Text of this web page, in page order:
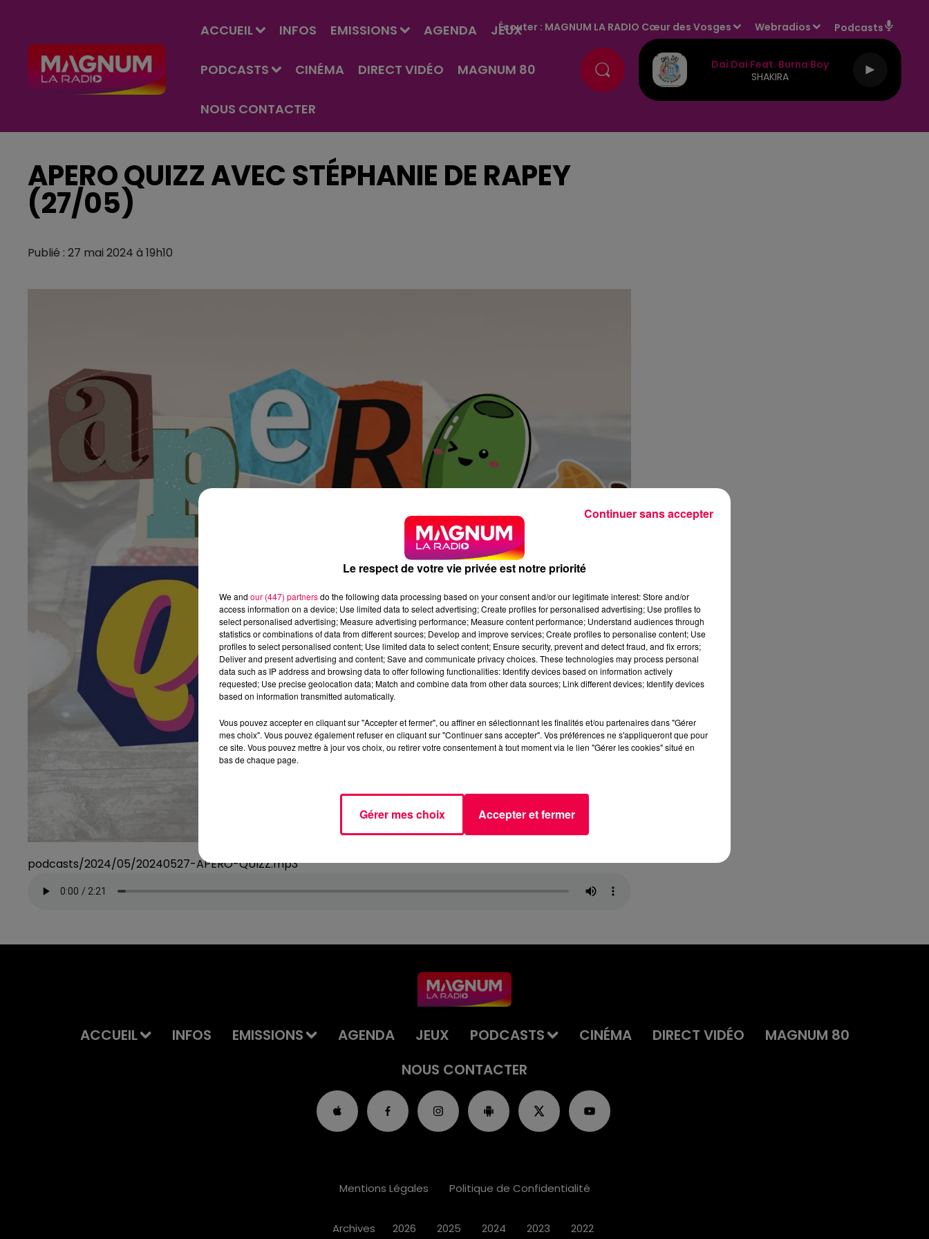
ACCUEIL INFOS EMISSIONS AGENDA JEUX
PODCASTS CINÉMA DIRECT VIDÉO MAGNUM 80
NOUS CONTACTER
Écouter : MAGNUM LA RADIO Cœur des Vosges Webradios Podcasts
Dai Dai Feat. Burna Boy
SHAKIRA
APERO QUIZZ AVEC STÉPHANIE DE RAPEY
(27/05)
Publié : 27 mai 2024 à 19h10
podcasts/2024/05/20240527-APERO-QUIZZ.mp3
ACCUEIL INFOS EMISSIONS AGENDA JEUX PODCASTS CINÉMA DIRECT VIDÉO
MAGNUM 80
NOUS CONTACTER
Mentions Légales Politique de Confidentialité
Archives 2026 2025 2024 2023 2022
Le respect de votre vie privée est notre priorité
We and our (447) partnersdo the following data processing based on your consent and/or our legitimate interest: Store and/or
access information on a device; Use limited data to select advertising; Create profiles for personalised advertising; Use profiles to
select personalised advertising; Measure advertising performance; Measure content performance; Understand audiences through
statistics or combinations of data from different sources; Develop and improve services; Create profiles to personalise content; Use
profiles to select personalised content; Use limited data to select content; Ensure security, prevent and detect fraud, and fix errors;
Deliver and present advertising and content; Save and communicate privacy choices. These technologies may process personal
data such as IP address and browsing data to offer following functionalities: Identify devices based on information actively
requested; Use precise geolocation data; Match and combine data from other data sources; Link different devices; Identify devices
based on information transmitted automatically.
Vous pouvez accepter en cliquant sur "Accepter et fermer", ou affiner en sélectionnant les finalités et/ou partenaires dans "Gérer
mes choix". Vous pouvez également refuser en cliquant sur "Continuer sans accepter". Vos préférences ne s'appliqueront que pour
ce site. Vous pouvez mettre à jour vos choix, ou retirer votre consentement à tout moment via le lien "Gérer les cookies" situé en
bas de chaque page.
Gérer mes choix Accepter et fermer
Continuer sans accepter